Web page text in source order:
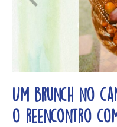
Um brunch no
o reencontro